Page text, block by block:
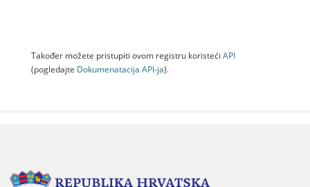
Također možete pristupiti ovom registru koristeći API
(pogledajte Dokumenаtаcijа API-jа).